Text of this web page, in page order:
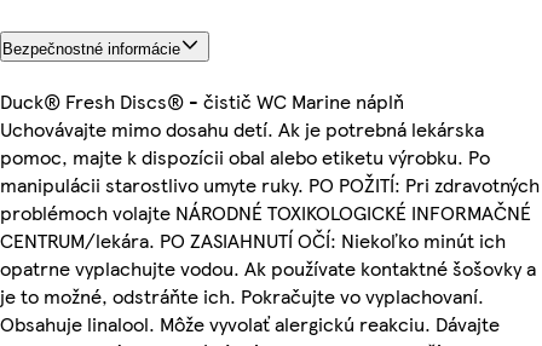
Bezpečnostné informácie
Duck® Fresh Discs® - čistič WC Marine náplň
Uchovávajte mimo dosahu detí. Ak je potrebná lekárska
pomoc, majte k dispozícii obal alebo etiketu výrobku. Po
manipulácii starostlivo umyte ruky. PO POŽITÍ: Pri zdravotných
problémoch volajte NÁRODNÉ TOXIKOLOGICKÉ INFORMAČNÉ
CENTRUM/lekára. PO ZASIAHNUTÍ OČÍ: Niekoľko minút ich
opatrne vyplachujte vodou. Ak používate kontaktné šošovky a
je to možné, odstráňte ich. Pokračujte vo vyplachovaní.
Obsahuje linalool. Môže vyvolať alergickú reakciu. Dávajte